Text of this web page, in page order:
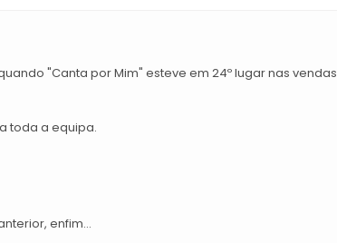
"Canta por Mim" esteve em 24º lugar nas vendas
toda a equipa.
enfim...